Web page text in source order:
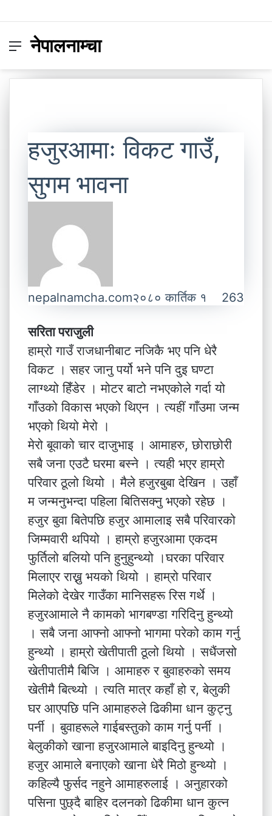
Menu
नेपालनाम्चा
हजुरआमाः विकट गाउँ,
सुगम भावना
nepalnamcha.com२०८० कार्तिक १ 263
सरिता पराजुली
हाम्रो गाउँ राजधानीबाट नजिकै भए पनि धेरै
विकट । सहर जानु पर्यो भने पनि दुइ घण्टा
लाग्थ्यो हिँडेर । मोटर बाटो नभएकोले गर्दा यो
गाँउको विकास भएको थिएन । त्यहीं गाँउमा जन्म
भएको थियो मेरो ।
मेरो बूवाको चार दाजुभाइ । आमाहरु, छोराछोरी
सबै जना एउटै घरमा बस्ने । त्यही भएर हाम्रो
परिवार ठूलो थियो । मैले हजुरबुबा देखिन । उहाँ
म जन्मनुभन्दा पहिला बितिसक्नु भएको रहेछ ।
हजुर बुवा बितेपछि हजुर आमालाइ सबै परिवारको
जिम्मवारी थपियो । हाम्रो हजुरआमा एकदम
फुर्तिलो बलियो पनि हुनुहुन्थ्यो ।घरका परिवार
मिलाएर राख्नु भयको थियो । हाम्रो परिवार
मिलेको देखेर गाउँका मानिसहरू रिस गर्थे ।
हजुरआमाले नै कामको भागबण्डा गरिदिनु हुन्थ्यो
। सबै जना आफ्नो आफ्नो भागमा परेको काम गर्नु
हुन्थ्यो । हाम्रो खेतीपाती ठूलो थियो । सधैंजसो
खेतीपातीमै बिजि । आमाहरु र बुवाहरुको समय
खेतीमै बित्थ्यो । त्यति मात्र कहाँ हो र, बेलुकी
घर आएपछि पनि आमाहरुले ढिकीमा धान कुट्नु
पर्नी । बुवाहरूले गाईबस्तुको काम गर्नु पर्नी ।
बेलुकीको खाना हजुरआमाले बाइदिनु हुन्थ्यो ।
हजुर आमाले बनाएको खाना धेरै मिठो हुन्थ्यो ।
कहिल्यै फुर्सद नहुने आमाहरुलाई । अनुहारको
पसिना पुछ्दै बाहिर दलनको ढिकीमा धान कुत्न